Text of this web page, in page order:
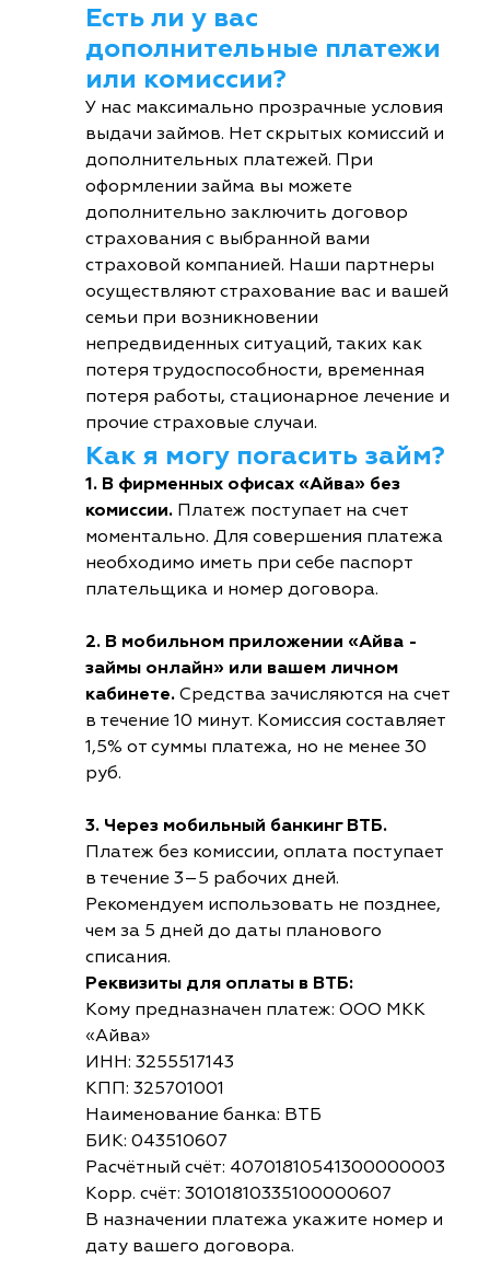
Есть ли у вас
дополнительные платежи
или комиссии?
У нас максимально прозрачные условия
выдачи займов. Нет скрытых комиссий и
дополнительных платежей. При
оформлении займа вы можете
дополнительно заключить договор
страхования с выбранной вами
страховой компанией. Наши партнеры
осуществляют страхование вас и вашей
семьи при возникновении
непредвиденных ситуаций, таких как
потеря трудоспособности, временная
потеря работы, стационарное лечение и
прочие страховые случаи.
Как я могу погасить займ?
1. В фирменных офисах «Айва» без
комиссии. Платеж поступает на счет
моментально. Для совершения платежа
необходимо иметь при себе паспорт
плательщика и номер договора.
2. В мобильном приложении «Айва -
займы онлайн» или вашем личном
кабинете. Средства зачисляются на счет
в течение 10 минут. Комиссия составляет
1,5% от суммы платежа, но не менее 30
руб.
3. Через мобильный банкинг ВТБ.
Платеж без комиссии, оплата поступает
в течение 3–5 рабочих дней.
Рекомендуем использовать не позднее,
чем за 5 дней до даты планового
списания.
Реквизиты для оплаты в ВТБ:
Кому предназначен платеж: ООО МКК
«Айва»
ИНН: 3255517143
КПП: 325701001
Наименование банка: ВТБ
БИК: 043510607
Расчётный счёт: 40701810541300000003
Корр. счёт: 30101810335100000607
В назначении платежа укажите номер и
дату вашего договора.